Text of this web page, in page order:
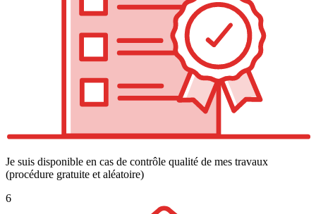
Je suis disponible en cas de contrôle qualité de mes travaux
(procédure gratuite et aléatoire)
6